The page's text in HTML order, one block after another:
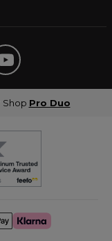
Shop Pro Duo